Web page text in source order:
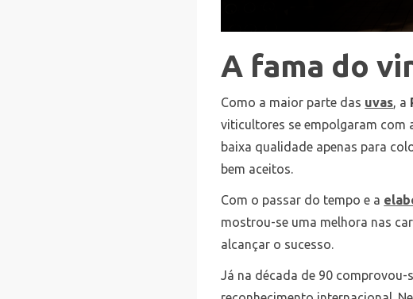
A fama do
Como a maior parte das uvas, a
viticultores se empolgaram
baixa qualidade apenas para
bem aceitos.
Com o passar do tempo e a
mostrou-se uma melhora nas
alcançar o sucesso.
Já na década de 90 comprovou-